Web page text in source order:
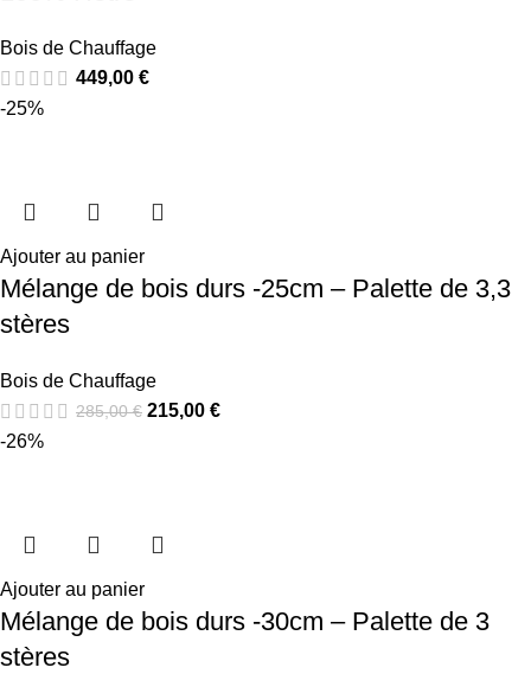
Bois de Chauffage
449,00 €
-25%
Ajouter au panier
Mélange de bois durs -25cm – Palette de 3,3
stères
Bois de Chauffage
285,00€ 215,00 €
-26%
Ajouter au panier
Mélange de bois durs -30cm – Palette de 3
stères